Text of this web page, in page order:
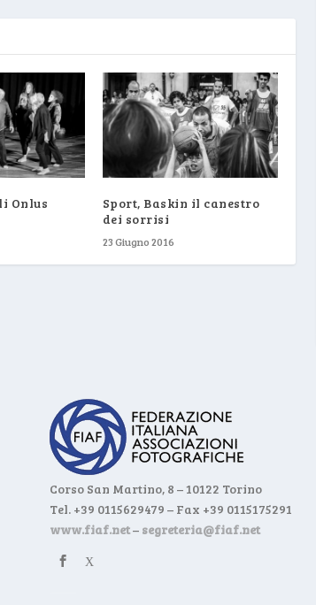
Onlus
Sport, Baskin il canestro
dei sorrisi
23 Giugno 2016
Corso San Martino, 8 – 10122 Torino
Tel. +39 0115629479 – Fax +39 0115175291
www.fiaf.net– segreteria@fiaf.net